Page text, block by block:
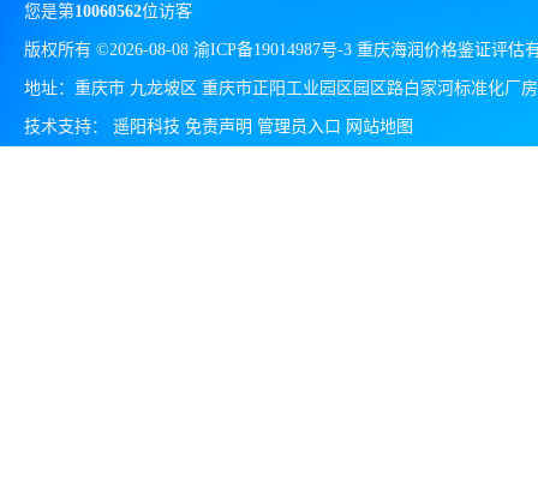
您是第10060562位访客
版权所有 ©2026-08-08 渝ICP备19014987号-3 重庆海润价格鉴证评估
地址：重庆市 九龙坡区 重庆市正阳工业园区园区路白家河标准化厂
技术支持： 遥阳科技 免责声明 管理员入口 网站地图